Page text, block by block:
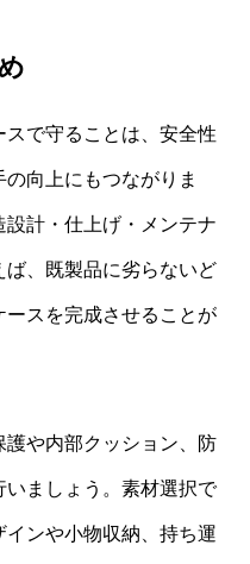
で守ることは、安全性
向上にもつながりま
計・仕上げ・メンテナ
ば、既製品に劣らないど
ースを完成させることが
や内部クッション、防
ましょう。素材選択で
インや小物収納、持ち運